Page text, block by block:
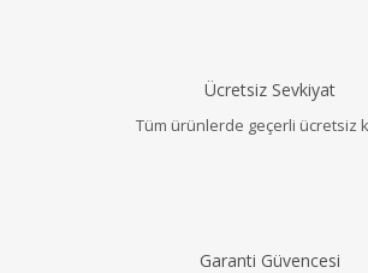
Ücretsiz Sevkiyat
Tüm ürünlerde geçerli ücretsiz
Garanti Güvencesi